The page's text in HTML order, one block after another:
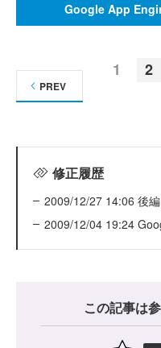
Google App
1 2
PREV
修正履歴
2009/12/27 14:06 後編
2009/12/04 19:24
この記事は